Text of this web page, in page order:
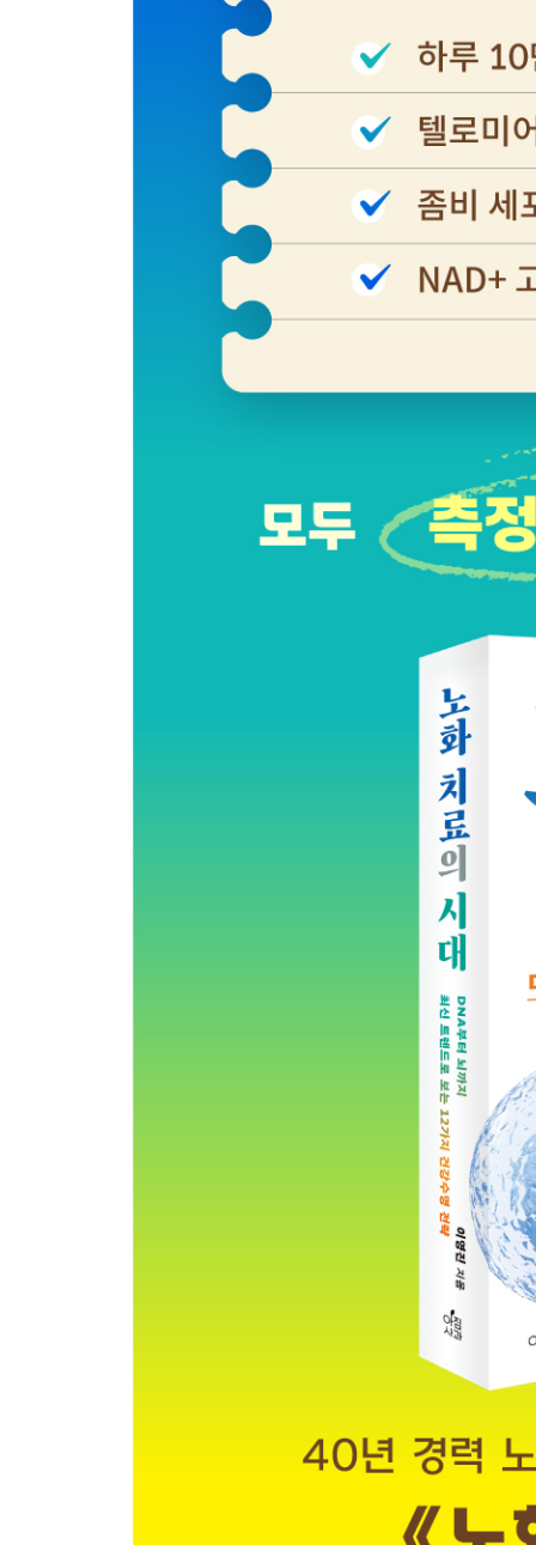
최근 연구 과제들의 동향과 전망 · 293
8장 나이가 들면 급격히 감소하는 NAD+의 보충
NAD+란? 400개 이상의 반응에 필요한 조효소 ·
나이 들면 급격히 감소하는 NAD+ · 299
NAD+ 부족이 초래하는 노쇠 세포 축적과 질병들 ·
줄어든 NAD+를 보충하는 방법 · 304
NAD+보충과 세놀리틱을 병합하는 노화 치료법 ·
암세포의 NAD+ 사용을 차단하는 항암 치료법 · 309
주요 NAD+ 보충제의 권장량, 복용법, 부작용 및 주
줄기세포 3총사: 배아 줄기세포, 유도 만능 줄기세
피부 줄기세포의 노화 메커니즘과 노화 치료 · 321
온몸에 영향을 주는 장 줄기세포의 노화 메커니즘
뇌신경 줄기세포의 노화 메커니즘과 노화 치료 ·
후각, 청각 신경 줄기세포의 노화 메커니즘과 노화
힘줄, 인대 줄기세포의 노화 메커니즘과 노화 치료
조혈모 줄기세포의 노화 메커니즘과 노화 치료 ·
모든 성체 줄기세포 노화에 적용되는 공통된 2가지
유도 만능 줄기세포 치료법과 치료제 · 348
지방 성체 줄기세포 치료법과 치료제 · 351
줄기세포 정맥 주사, 국소 주사로 노쇠, 노화 치료 ·
면역 노쇠를 유발하는 다양한 메카니즘들 · 379
100세 이상 노인 면역 체계의 특별한 특징 · 388
면역 노쇠 개선에 기반한 암 면역 치료의 발전 · 389
면역 노쇠를 개선하는 생활 습관, 음식, 영양소 · 395
면역 노쇠, 면역 조절 개선 효과가 증명된 약초 · 399
면역 노쇠 개선 효과가 있는 알약들, 건강 보조제 ·
주요 약초, 알약들의 권장량, 복용법, 부작용 및 주
노화를 전파하는 혈액 속 인자들과 항노화 인자들 ·
노쇠 세포의 원거리 통신 수단, 엑소좀 · 420
노화를 치료하는 놀라운 엑소좀 · 422
세포질 연결 다리(Cytoplasmic Bridge) · 428